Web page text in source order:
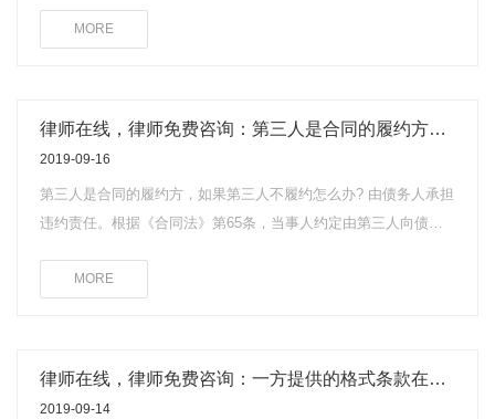
行能力并且未提供适当担保的，中止履行的一方可以解除合同。
人应当向债权人承担违约责任
MORE
律师在线，律师免费咨询：第三人是合同的履约方，如果第三人不履约怎么办?
2019-09-16
第三人是合同的履约方，如果第三人不履约怎么办? 由债务人承担
违约责任。根据《合同法》第65条，当事人约定由第三人向债权
人应当向债权人承担违约责任。
MORE
律师在线，律师免费咨询：一方提供的格式条款在什么情况下无效?
2019-09-14